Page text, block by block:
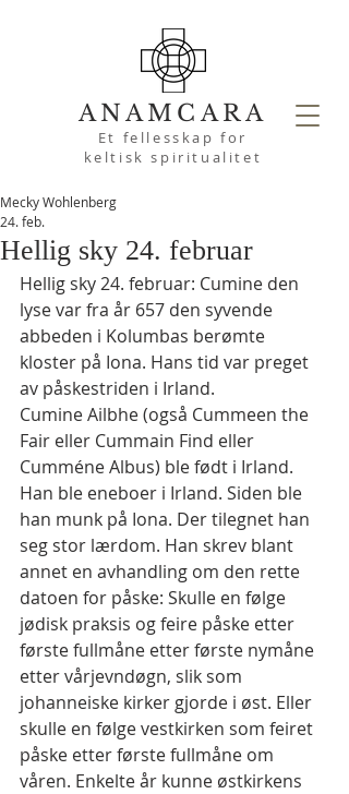
ANAMCARA
Et fellesskap for
keltisk spiritualitet
Hellig sky 24. februar
Mecky Wohlenberg
24. feb.
Hellig sky 24. februar: Cumine den
lyse var fra år 657 den syvende
abbeden i Kolumbas berømte
kloster på Iona. Hans tid var preget
av påskestriden i Irland.
Cumine Ailbhe (også Cummeen the
Fair eller Cummain Find eller
Cumméne Albus) ble født i Irland.
Han ble eneboer i Irland. Siden ble
han munk på Iona. Der tilegnet han
seg stor lærdom. Han skrev blant
annet en avhandling om den rette
datoen for påske: Skulle en følge
jødisk praksis og feire påske etter
første fullmåne etter første nymåne
etter vårjevndøgn, slik som
johanneiske kirker gjorde i øst. Eller
skulle en følge vestkirken som feiret
påske etter første fullmåne om
våren. Enkelte år kunne østkirkens